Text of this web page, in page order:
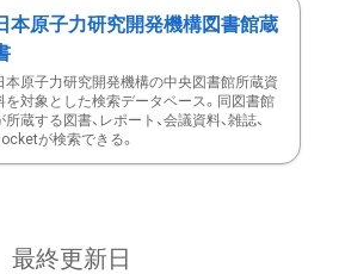
本原子力研究開発機構図書館蔵
本原子力研究開発機構の中央図書館所蔵資
を対象とした検索データベース。同図書館
所蔵する図書、レポート、会議資料、雑誌、
が検索できる。
最終更新日